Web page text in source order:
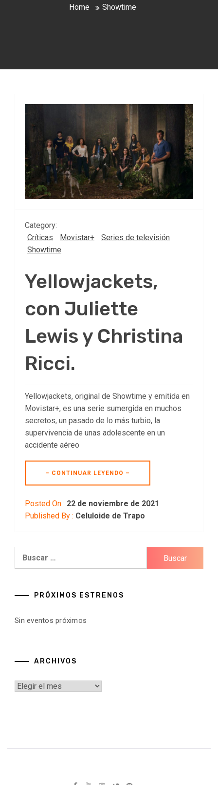
Home Showtime
Category:
Críticas
Movistar+
Series de televisión
Showtime
Yellowjackets,
con Juliette
Lewis y Christina
Ricci.
Yellowjackets, original de Showtime y emitida en
Movistar+, es una serie sumergida en muchos
secretos, un pasado de lo más turbio, la
supervivencia de unas adolescente en un
accidente aéreo
– CONTINUAR LEYENDO –
Posted On : 22 de noviembre de 2021
Published By : Celuloide de Trapo
PRÓXIMOS ESTRENOS
Sin eventos próximos
ARCHIVOS
Archivos